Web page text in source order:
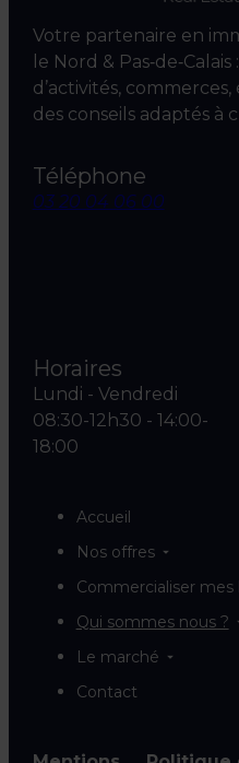
Votre partenaire en
le Nord &
d’activités,
des conseils adaptés à
Téléphone
03 20 04 06 00
Horaires
Lundi - Vendredi
08:30-12h30 - 14:00-
18:00
Accueil
Nos offres
Commercialiser mes
Qui sommes nous ?
Le marché
Contact